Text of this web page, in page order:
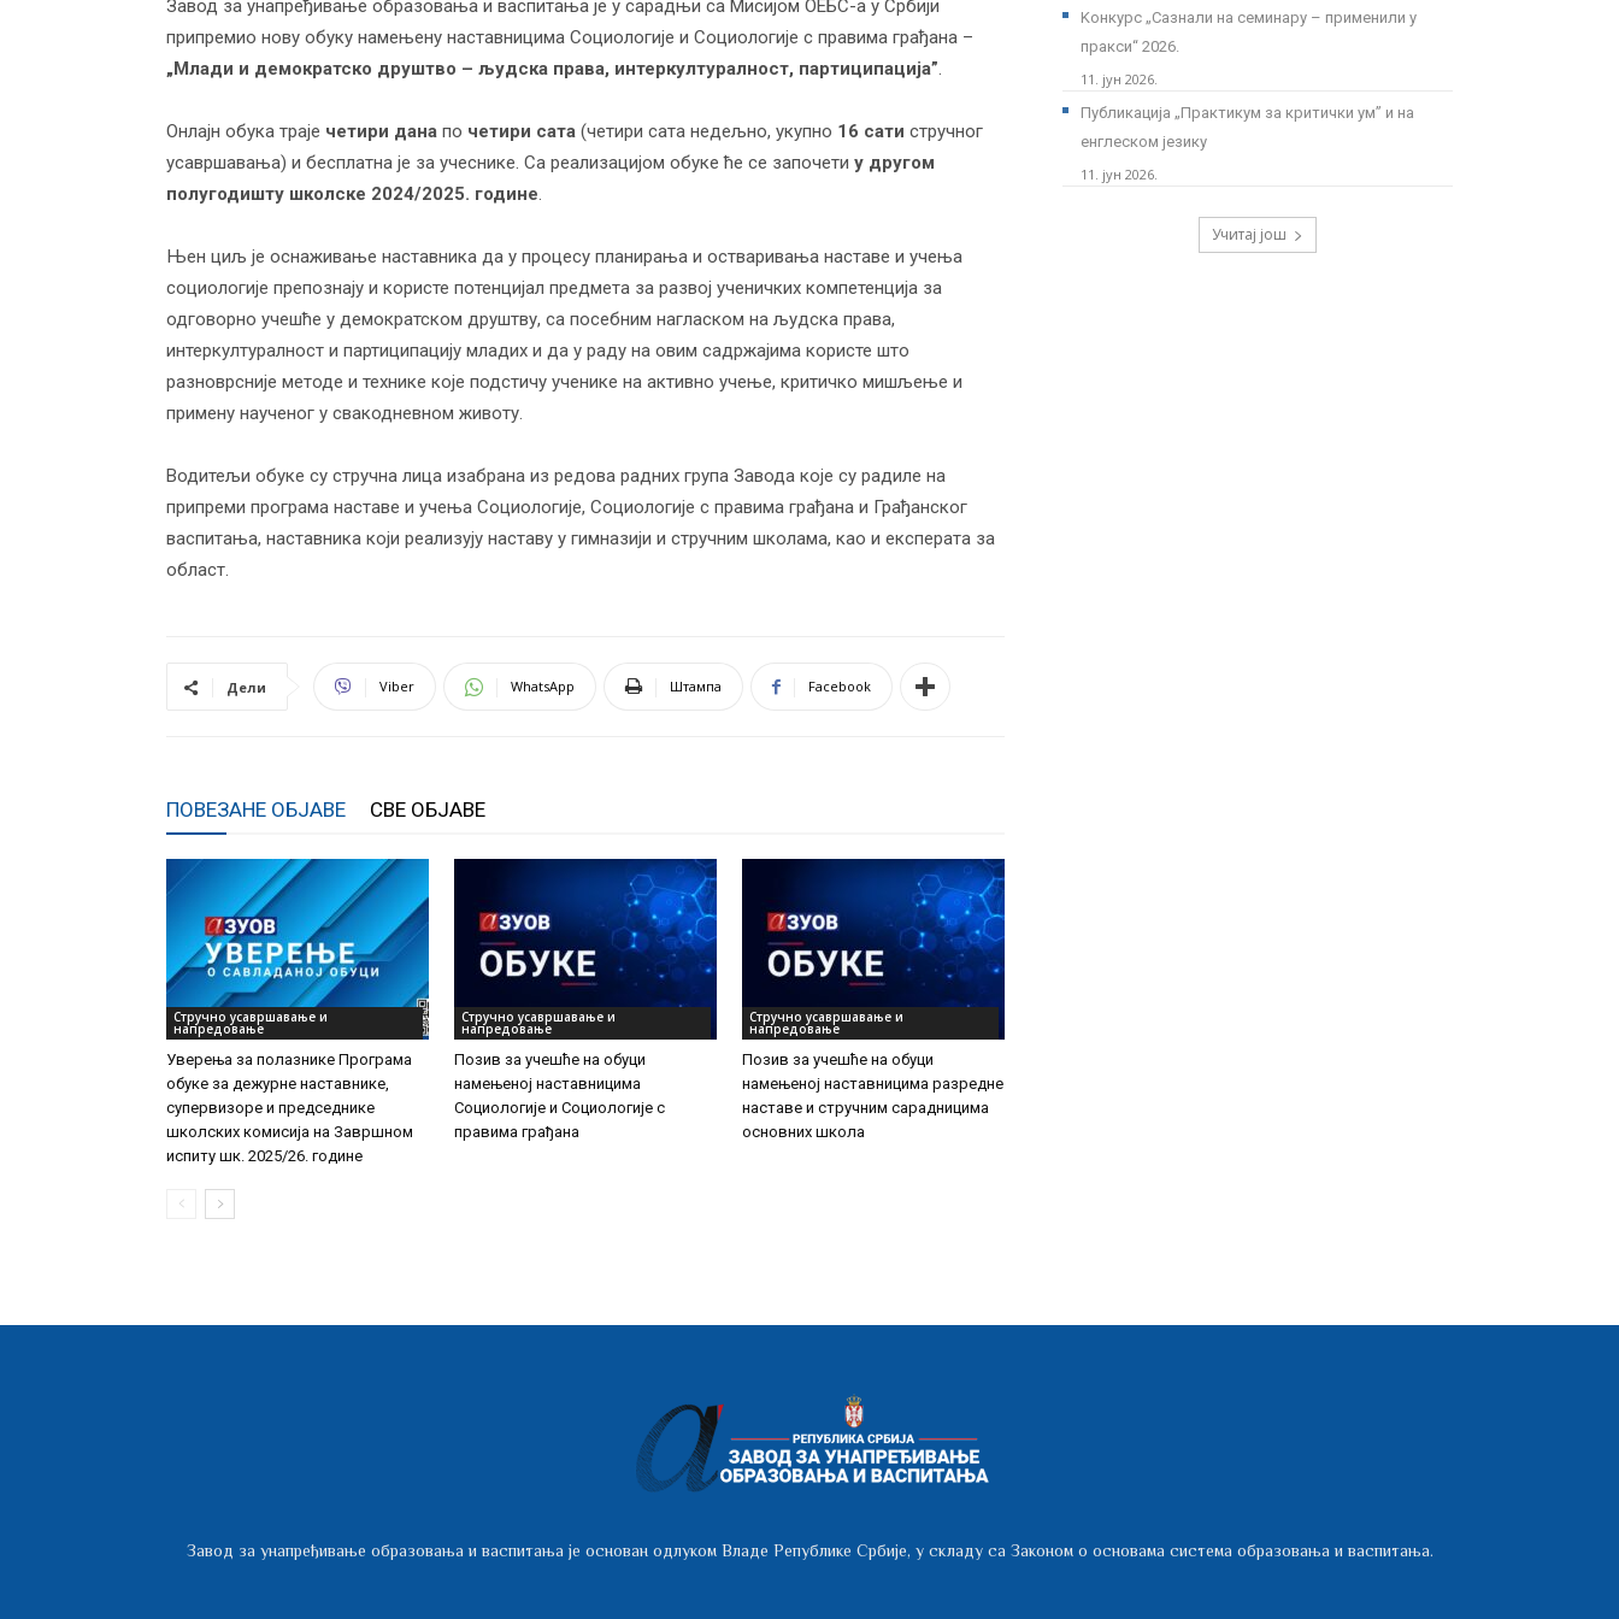
Завод за унапређивање образовања и васпитања је у сарадњи са Мисијом ОЕБС-а у Србији
припремио нову обуку намењену наставницима Социологије и Социологије с правима грађана –
„Млади и демократско друштво – људска права, интеркултуралност, партиципација”.
Онлаjн обука траје четири дана по четири сата (четири сата недељно, укупно 16 сати стручног
усавршавања) и бесплатна је за учеснике. Са реализацијом обуке ће се започети у другом
полугодишту школске 2024/2025. године.
Њен циљ је оснаживање наставника да у процесу планирања и остваривања наставе и учења
социологије препознају и користе потенцијал предмета за развој ученичких компетенција за
одговорно учешће у демократском друштву, са посебним нагласком на људска права,
интеркултуралност и партиципацију младих и да у раду на овим садржајима користе што
разноврсније методе и технике које подстичу ученике на активно учење, критичко мишљење и
примену наученог у свакодневном животу.
Водитељи обуке су стручна лица изабрана из редова радних група Завода које су радиле на
припреми програма наставе и учења Социологије, Социологије с правима грађана и Грађанског
васпитања, наставника који реализују наставу у гимназији и стручним школама, као и експерата за
област.
Дели Viber WhatsApp Штампа Facebook
ПОВЕЗАНЕ ОБЈАВЕ СВЕ ОБЈАВЕ
Стручно усавршавање и
напредовање
Уверења за полазнике Програмa
обуке за дежурне наставнике,
супервизоре и председнике
школских комисија на Завршном
испиту шк. 2025/26. године
Стручно усавршавање и
напредовање
Позив за учешће на обуци
намењеној наставницима
Социологије и Социологије с
правима грађана
Стручно усавршавање и
напредовање
Позив за учешће на обуци
намењеној наставницима разредне
наставе и стручним сарадницима
основних школа
Kонкурс „Сазнали на семинару – применили у
пракси“ 2026.
11. јун 2026.
Публикација „Практикум за критички ум” и на
енглеском језику
11. јун 2026.
Учитај још
Завод за унапређивање образовања и васпитања је основан одлуком Владе Републике Србије, у складу са Законом о основама система образовања и васпитања.